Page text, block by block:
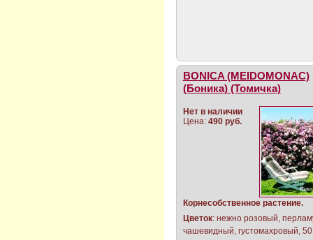
BONICA (MEIDOMONAC)
(Боника) (Томичка)
Нет в наличии
Цена: 490 руб.
Корнесобственное растение.
Цветок: нежно розовый,
чашевидный, густомахровый,